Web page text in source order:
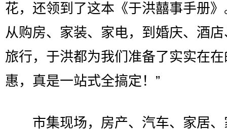
花，还领到了这本《于洪囍事手册
从购房、家装、家电，到婚庆、酒
旅行，于洪都为我们准备了实实在
惠，真是一站式全搞定！”
市集现场，房产、汽车、家居、